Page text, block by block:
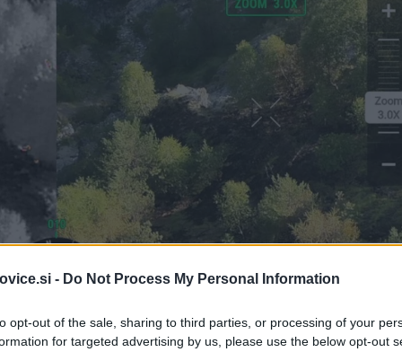
- Do Not Process My Personal Information
opt-out of the sale, sharing to third parties, or processing of your
for targeted advertising by us, please use the below opt-out